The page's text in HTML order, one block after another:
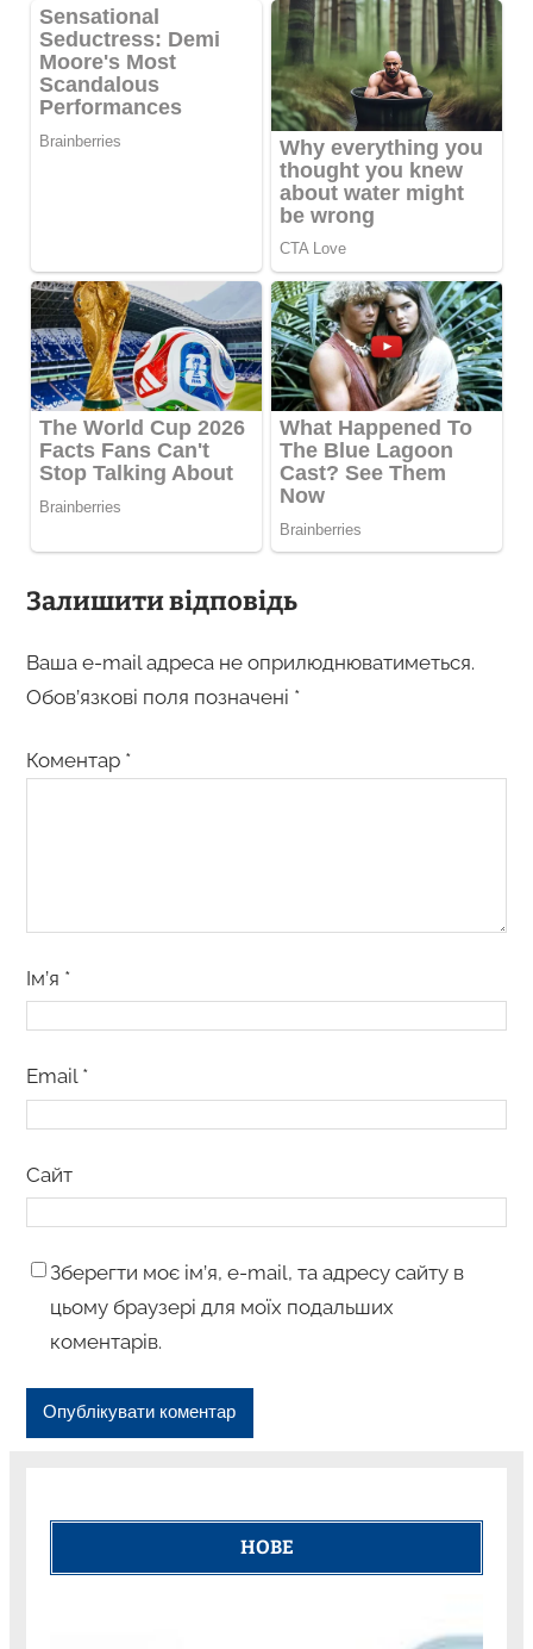
Залишити відповідь
Ваша e-mail адреса не оприлюднюватиметься.
Обов’язкові поля позначені *
Коментар *
Ім’я *
Email *
Сайт
Зберегти моє ім’я, e-mail, та адресу сайту в
цьому браузері для моїх подальших
коментарів.
НОВЕ